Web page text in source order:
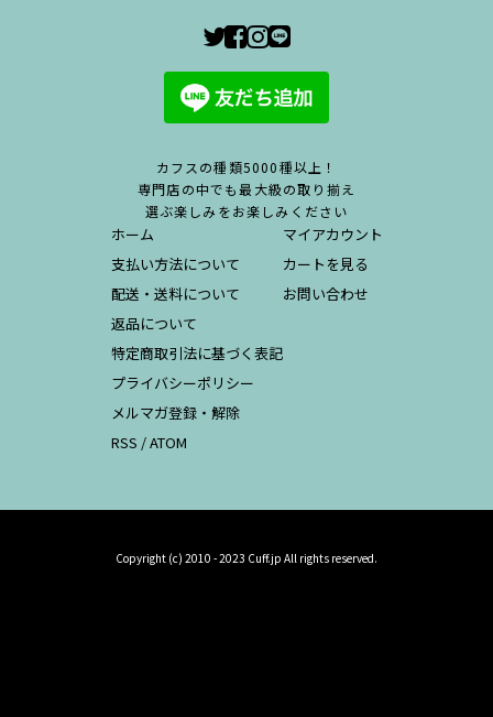
カフスの種類5000種以上！
専門店の中でも最大級の取り揃え
選ぶ楽しみをお楽しみください
ホーム
支払い方法について
配送・送料について
返品について
特定商取引法に基づく表記
プライバシーポリシー
メルマガ登録・解除
RSS /ATOM
マイアカウント
カートを見る
お問い合わせ
Copyright (c) 2010 - 2023 Cuff.jp All rights reserved.